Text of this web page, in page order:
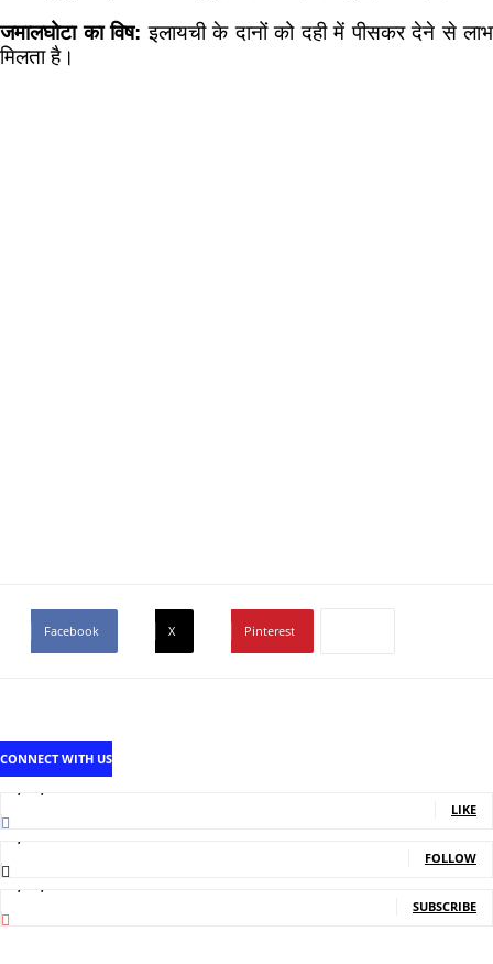
जमालघोटा का विष:इलायची के दानों को दही में पीसकर देने से लाभ
मिलता है।
Facebook X Pinterest
CONNECT WITH US
LIKE
FOLLOW
SUBSCRIBE